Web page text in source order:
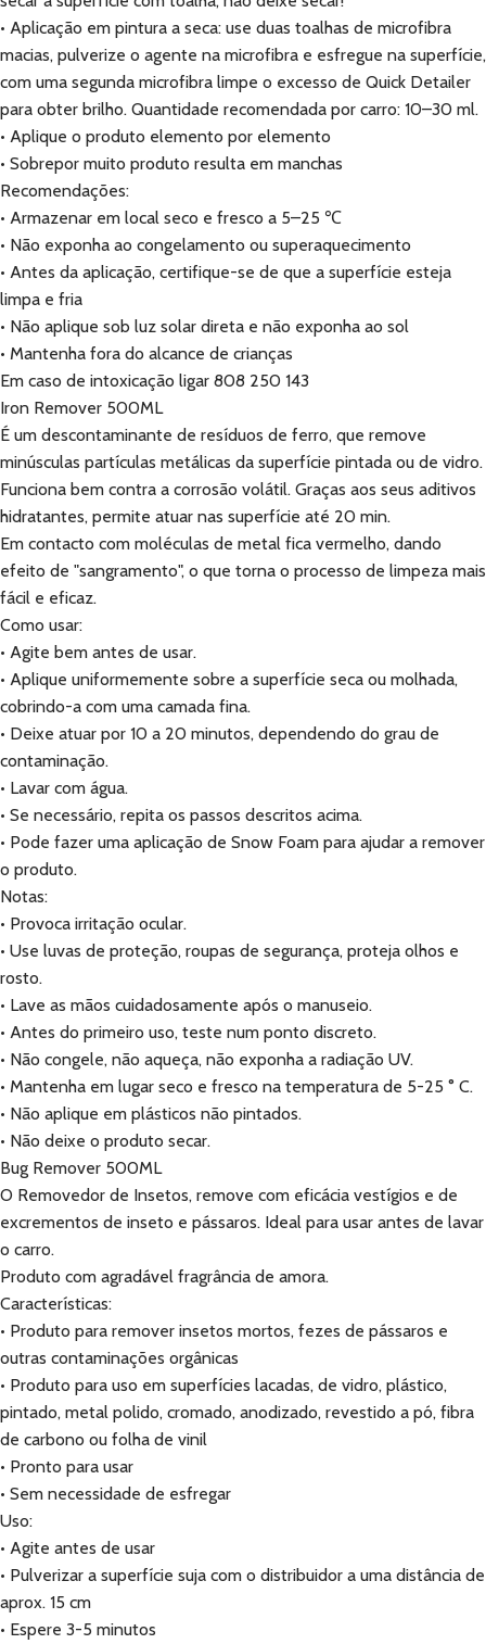
• Aplicação em pintura a seca: use duas toalhas de microfibra
macias, pulverize o agente na microfibra e esfregue na superfície,
com uma segunda microfibra limpe o excesso de Quick Detailer
para obter brilho. Quantidade recomendada por carro: 10–30 ml.
• Aplique o produto elemento por elemento
• Sobrepor muito produto resulta em manchas
Recomendações:
• Armazenar em local seco e fresco a 5–25 ℃
• Não exponha ao congelamento ou superaquecimento
• Antes da aplicação, certifique-se de que a superfície esteja
limpa e fria
• Não aplique sob luz solar direta e não exponha ao sol
• Mantenha fora do alcance de crianças
Em caso de intoxicação ligar 808 250 143
Iron Remover 500ML
É um descontaminante de resíduos de ferro, que remove
minúsculas partículas metálicas da superfície pintada ou de vidro.
Funciona bem contra a corrosão volátil. Graças aos seus aditivos
hidratantes, permite atuar nas superfície até 20 min.
Em contacto com moléculas de metal fica vermelho, dando
efeito de "sangramento", o que torna o processo de limpeza mais
fácil e eficaz.
Como usar:
• Agite bem antes de usar.
• Aplique uniformemente sobre a superfície seca ou molhada,
cobrindo-a com uma camada fina.
• Deixe atuar por 10 a 20 minutos, dependendo do grau de
contaminação.
• Lavar com água.
• Se necessário, repita os passos descritos acima.
• Pode fazer uma aplicação de Snow Foam para ajudar a remover
o produto.
Notas:
• Provoca irritação ocular.
• Use luvas de proteção, roupas de segurança, proteja olhos e
rosto.
• Lave as mãos cuidadosamente após o manuseio.
• Antes do primeiro uso, teste num ponto discreto.
• Não congele, não aqueça, não exponha a radiação UV.
• Mantenha em lugar seco e fresco na temperatura de 5-25 ° C.
• Não aplique em plásticos não pintados.
• Não deixe o produto secar.
Bug Remover 500ML
O Removedor de Insetos, remove com eficácia vestígios e de
excrementos de inseto e pássaros. Ideal para usar antes de lavar
o carro.
Produto com agradável fragrância de amora.
Características:
• Produto para remover insetos mortos, fezes de pássaros e
outras contaminações orgânicas
• Produto para uso em superfícies lacadas, de vidro, plástico,
pintado, metal polido, cromado, anodizado, revestido a pó, fibra
de carbono ou folha de vinil
• Pronto para usar
• Sem necessidade de esfregar
Uso:
• Agite antes de usar
• Pulverizar a superfície suja com o distribuidor a uma distância de
aprox. 15 cm
• Espere 3-5 minutos